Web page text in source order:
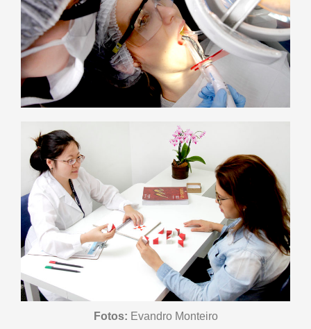
Fotos: Evandro Monteiro